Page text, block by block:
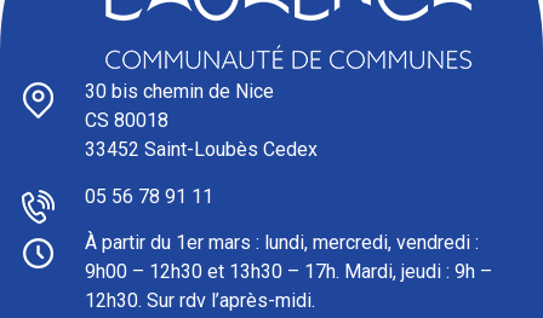
30 bis chemin de Nice
CS 80018
33452 Saint-Loubès Cedex
05 56 78 91 11
À partir du 1er mars : lundi, mercredi, vendredi :
9h00 – 12h30 et 13h30 – 17h. Mardi, jeudi : 9h –
12h30. Sur rdv l’après-midi.